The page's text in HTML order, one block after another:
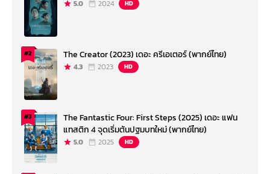
5.0 2024 HD
#2 The Creator (2023) เดอะ ครีเอเตอร์ (พากย์ไทย)
4.3 2023 HD
#3
The Fantastic Four: First Steps (2025) เดอะ แฟน
แทสติก 4 จุดเริ่มต้นปฐมบทใหม่ (พากย์ไทย)
5.0 2025 HD